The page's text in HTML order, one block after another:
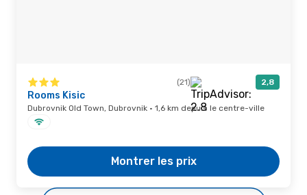
(21) 2,8
Rooms Kisic
Dubrovnik Old Town, Dubrovnik · 1,6 km depuis le centre-ville
Montrer les prix